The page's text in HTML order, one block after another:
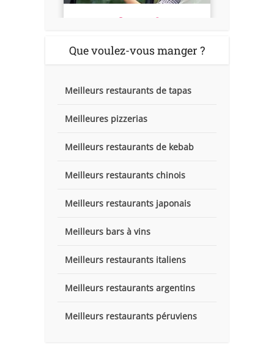
Que voulez-vous manger ?
Meilleurs restaurants de tapas
Meilleures pizzerias
Meilleurs restaurants de kebab
Meilleurs restaurants chinois
Meilleurs restaurants japonais
Meilleurs bars à vins
Meilleurs restaurants italiens
Meilleurs restaurants argentins
Meilleurs restaurants péruviens